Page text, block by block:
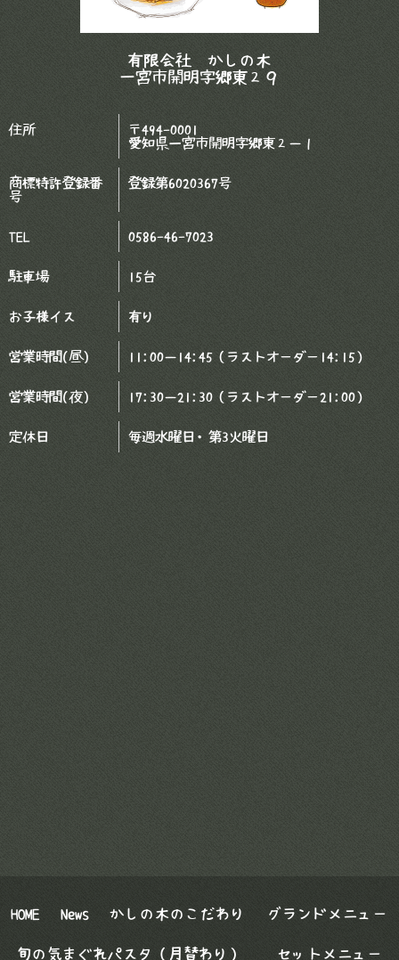
有限会社 かしの木
一宮市開明字郷東２９
住所
〒494-0001
愛知県一宮市開明字郷東２－１
商標特許登録番
号
登録第6020367号
TEL 0586-46-7023
駐車場 15台
お子様イス 有り
営業時間(昼) 11:00－14:45（ラストオーダー14:15）
営業時間(夜) 17:30－21:30（ラストオーダー21:00）
定休日 毎週水曜日・第3火曜日
HOME News かしの木のこだわり グランドメニュー
旬の気まぐれパスタ（月替わり） セットメニュー